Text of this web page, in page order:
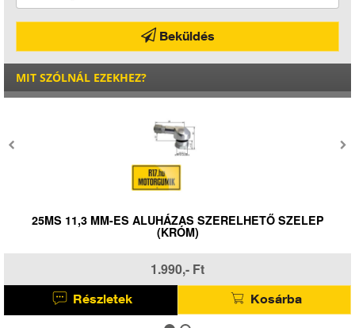
Beküldés
MIT SZÓLNÁL EZEKHEZ?
25MS 11,3 MM-ES ALUHÁZAS SZERELHETŐ
(FEKETE)
1.990,- Ft
Részletek Kosárba